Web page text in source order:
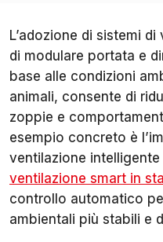
L’adozione di sistemi
di modulare portata e
base alle condizioni
animali, consente di
zoppie e
esempio concreto è
ventilazione
ventilazione smart in
controllo automatico
ambientali più stabili e